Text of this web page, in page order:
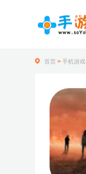
首页 > 手机游戏